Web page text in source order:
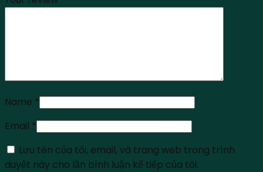
Name *
Email *
Lưu tên của tôi, email, và trang web trong trình
duyệt này cho lần bình luận kế tiếp của tôi.